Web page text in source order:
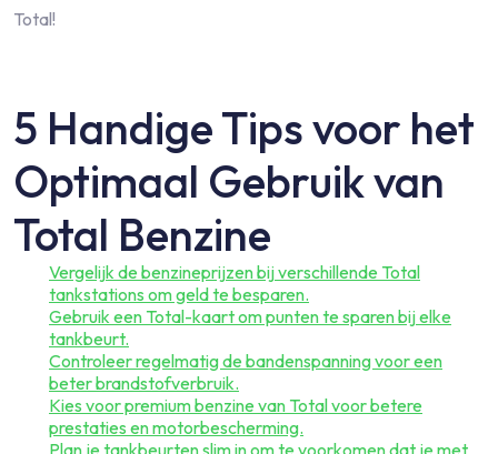
Total!
5 Handige Tips voor het
Optimaal Gebruik van
Total Benzine
Vergelijk de benzineprijzen bij verschillende Total
tankstations om geld te besparen.
Gebruik een Total-kaart om punten te sparen bij elke
tankbeurt.
Controleer regelmatig de bandenspanning voor een
beter brandstofverbruik.
Kies voor premium benzine van Total voor betere
prestaties en motorbescherming.
Plan je tankbeurten slim in om te voorkomen dat je met